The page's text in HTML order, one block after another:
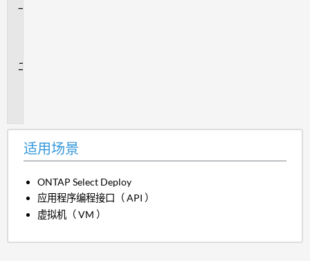
适用场景
ONTAP Select Deploy
应用程序编程接口（ API ）
虚拟机（ VM ）